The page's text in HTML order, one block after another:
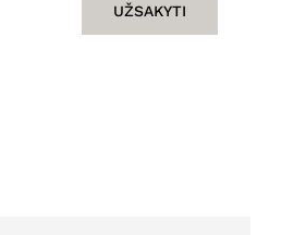
UŽSAKYTI